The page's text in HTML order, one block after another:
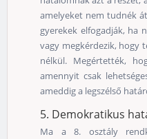
amelyeket nem tudnék
gyerekek elfogadják, ha
vagy megkérdezik, hogy
nélkül. Megértették,
amennyit csak
ameddig a legszélső
5. Demokratikus
Ma a 8. osztály